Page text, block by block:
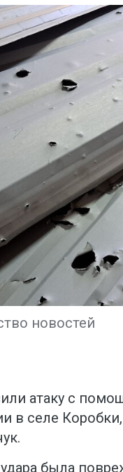
новостей
атаку с
в селе
удара была